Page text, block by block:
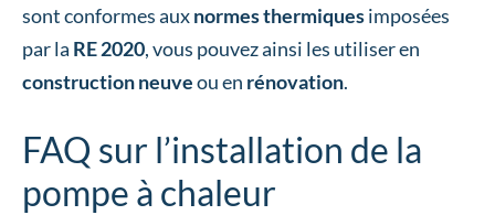
sont conformes auxnormes thermiquesimposées
par la RE 2020, vous pouvez ainsi les utiliser en
constructionneuveou en rénovation.
FAQ sur l’installation de la
pompe à chaleur